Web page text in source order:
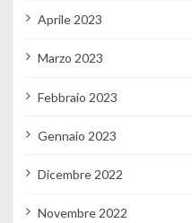
Aprile 2023
Marzo 2023
Febbraio 2023
Gennaio 2023
Dicembre 2022
Novembre 2022